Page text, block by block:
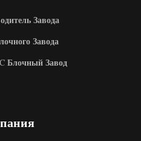
Завода
Завода
Блочный Завод